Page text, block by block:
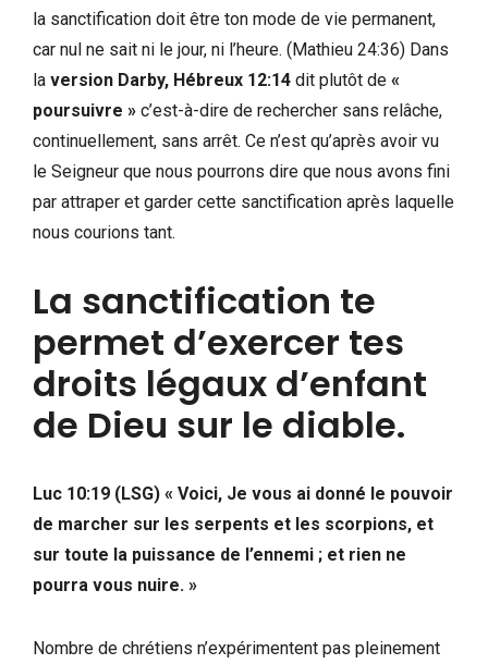
la sanctification doit être ton mode de vie permanent,
car nul ne sait ni le jour, ni l’heure. (Mathieu 24:36) Dans
la version Darby, Hébreux 12:14 dit plutôt de «
poursuivre » c’est-à-dire de rechercher sans relâche,
continuellement, sans arrêt. Ce n’est qu’après avoir vu
le Seigneur que nous pourrons dire que nous avons fini
par attraper et garder cette sanctification après laquelle
nous courions tant.
La sanctification te
permet d’exercer tes
droits légaux d’enfant
de Dieu sur le diable.
Luc 10:19 (LSG) « Voici, Je vous ai donné le pouvoir
de marcher sur les serpents et les scorpions, et
sur toute la puissance de l’ennemi ; et rien ne
pourra vous nuire. »
Nombre de chrétiens n’expérimentent pas pleinement